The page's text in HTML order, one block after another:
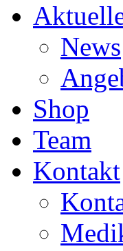
News
Shop
Team
Kontakt